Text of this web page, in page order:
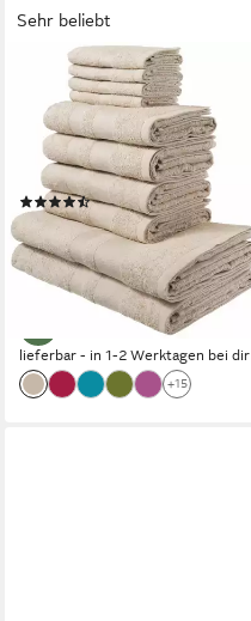
Sehr beliebt
OTTO HOME
Handtuch Set Vanessa, 10-tlg
Handtuch-Set, weich, in
Standard- und Premium-
Qualität, Walkfrottee (Set, 10-
St), 100% Baumwolle,
Duschtücher, Handtücher,
Gästetücher, mit Bordüre
(22201)
ab 23,99 € UVP64,99 €
-63%
lieferbar - in 1-2 Werktagen bei dir
+15